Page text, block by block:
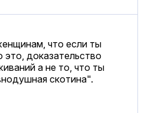
что если ты
это, доказательство
а не то, что ты
скотина".